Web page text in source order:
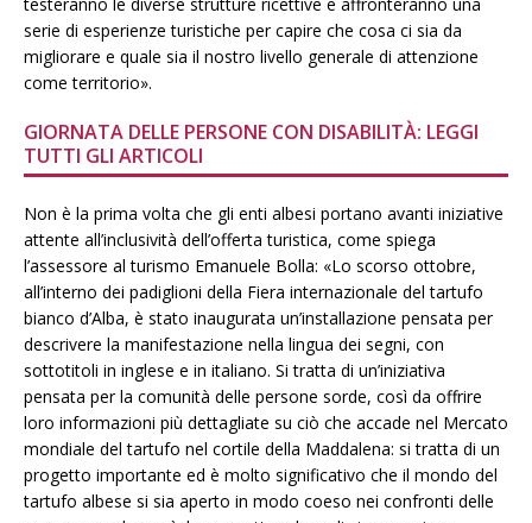
serie di esperienze turistiche per capire che cosa ci sia da
migliorare e quale sia il nostro livello generale di attenzione
come territorio».
GIORNATA DELLE PERSONE CON DISABILITÀ: LEGGI
TUTTI GLI ARTICOLI
Non è la prima volta che gli enti albesi portano avanti iniziative
attente all’inclusività dell’offerta turistica, come spiega
l’assessore al turismo Emanuele Bolla: «Lo scorso ottobre,
all’interno dei padiglioni della Fiera internazionale del tartufo
bianco d’Alba, è stato inaugurata un’installazione pensata per
descrivere la manifestazione nella lingua dei segni, con
sottotitoli in inglese e in italiano. Si tratta di un’iniziativa
pensata per la comunità delle persone sorde, così da offrire
loro informazioni più dettagliate su ciò che accade nel Mercato
mondiale del tartufo nel cortile della Maddalena: si tratta di un
progetto importante ed è molto significativo che il mondo del
tartufo albese si sia aperto in modo coeso nei confronti delle